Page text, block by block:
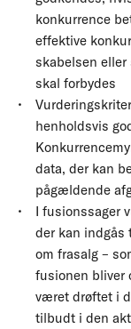
konkurrence
effektive
skabelsen
skal forbydes
henholdsvis
data, der kan
pågældende
I fusionssager
der kan indgås
om frasalg –
fusionen bliver
været drøftet i
tilbudt i den